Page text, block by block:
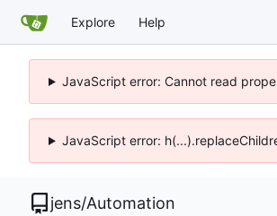
Explore Help
JavaScript error: Cannot read
JavaScript error:
jens/Automation